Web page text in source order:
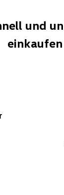
und
einkaufen